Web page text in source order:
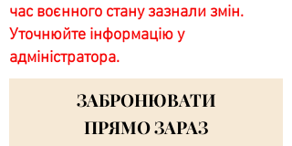
час воєнного стану зазнали змін.
Уточнюйте інформацію у
адміністратора.
ЗАБРОНЮВАТИ
ПРЯМО ЗАРАЗ